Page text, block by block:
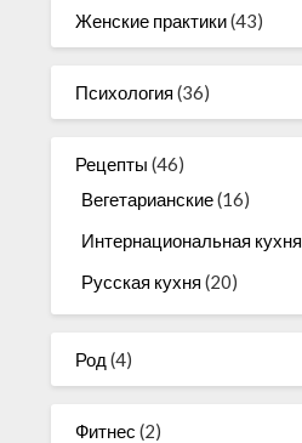
Женские практики(43)
Психология (36)
Рецепты (46)
Вегетарианские(16)
Интернациональная кухня
Русская кухня (20)
Род (4)
Фитнес (2)